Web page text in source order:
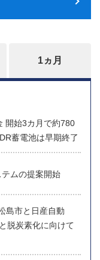
1ヵ月
開始3カ月で約780
蓄電池は早期終了
ムの提案開始
島市と日産自動
脱炭素化に向けて